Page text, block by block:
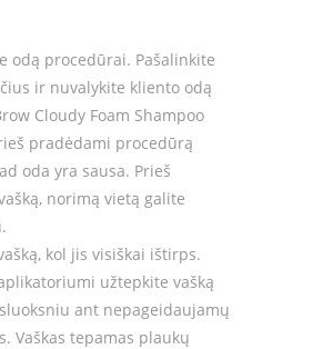
odą procedūrai. Pašalinkite
ir nuvalykite kliento odą
Cloudy Foam Shampoo
pradėdami procedūrą
oda yra sausa. Prieš
norimą vietą galite
kol jis visiškai ištirps.
užtepkite vašką
ant nepageidaujamų
Vaškas tepamas plaukų